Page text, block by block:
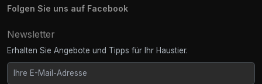
Folgen Sie uns auf Facebook
Newsletter
Erhalten Sie Angebote und Tipps für Ihr Haustier.